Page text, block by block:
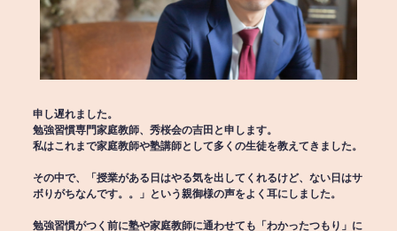
申し遅れました。
勉強習慣専門家庭教師、秀桜会の吉田と申します。
私はこれまで家庭教師や塾講師として多くの生徒を教えてきました。
その中で、「授業がある日はやる気を出してくれるけど、ない日はサ
ボりがちなんです。。」という親御様の声をよく耳にしました。
勉強習慣がつく前に塾や家庭教師に通わせても「わかったつもり」に